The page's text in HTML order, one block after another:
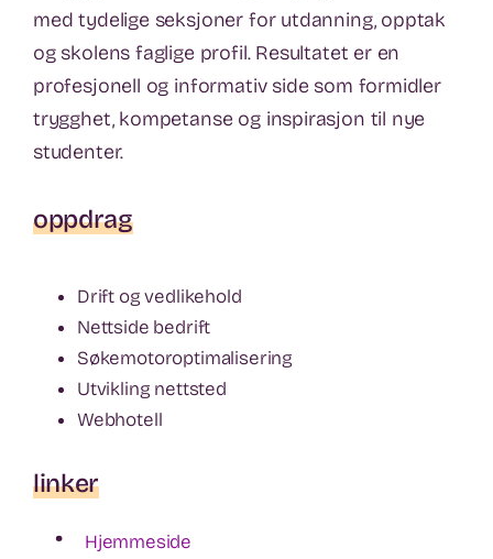
med tydelige seksjoner for utdanning, opptak
og skolens faglige profil. Resultatet er en
profesjonell og informativ side som formidler
trygghet, kompetanse og inspirasjon til nye
studenter.
oppdrag
Drift og vedlikehold
Nettside bedrift
Søkemotoroptimalisering
Utvikling nettsted
Webhotell
linker
• Hjemmeside